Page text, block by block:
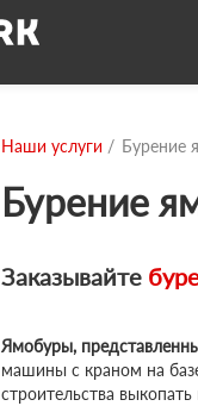
Наши услуги Бурение
Бурение
Заказывайте
Ямобуры,
машины с краном на
строительства